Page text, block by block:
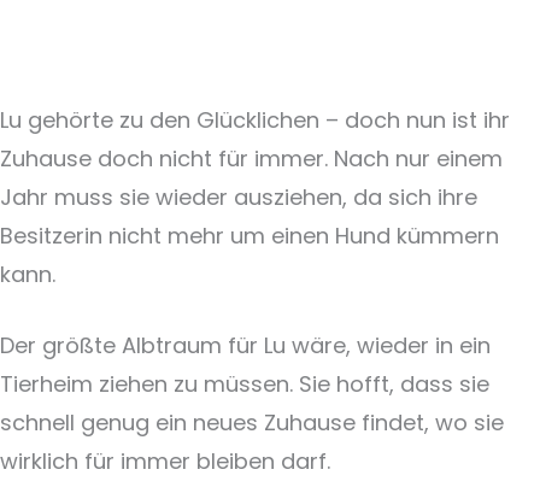
Lu gehörte zu den Glücklichen – doch nun ist ihr
Zuhause doch nicht für immer. Nach nur einem
Jahr muss sie wieder ausziehen, da sich ihre
Besitzerin nicht mehr um einen Hund kümmern
kann.
Der größte Albtraum für Lu wäre, wieder in ein
Tierheim ziehen zu müssen. Sie hofft, dass sie
schnell genug ein neues Zuhause findet, wo sie
wirklich für immer bleiben darf.